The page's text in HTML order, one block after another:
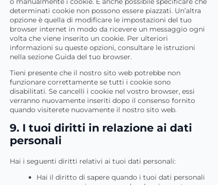
determinati cookie non possono essere piazzati. Un’altra
opzione è quella di modificare le impostazioni del tuo
browser internet in modo da ricevere un messaggio ogni
volta che viene inserito un cookie. Per ulteriori
informazioni su queste opzioni, consultare le istruzioni
nella sezione Guida del tuo browser.
Tieni presente che il nostro sito web potrebbe non
funzionare correttamente se tutti i cookie sono
disabilitati. Se cancelli i cookie nel vostro browser, essi
verranno nuovamente inseriti dopo il consenso fornito
quando visiterete nuovamente il nostro sito web.
9. I tuoi diritti in relazione ai dati
personali
Hai i seguenti diritti relativi ai tuoi dati personali:
Hai il diritto di sapere quando i tuoi dati personali